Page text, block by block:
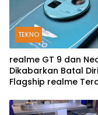
TEKNO
realme GT 9 dan
Dikabarkan Batal
Flagship realme